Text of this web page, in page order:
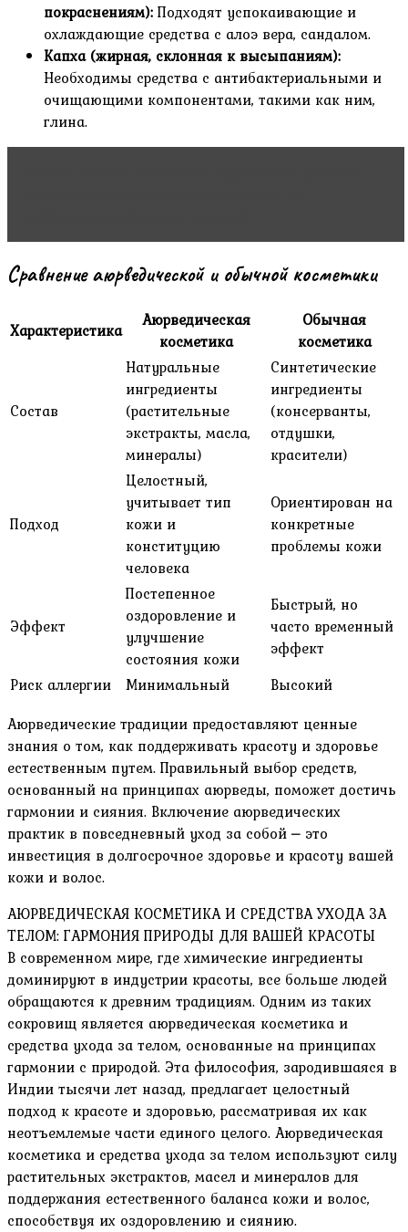
покраснениям): Подходят успокаивающие и
охлаждающие средства с алоэ вера, сандалом.
Капха (жирная, склонная к высыпаниям):
Необходимы средства с антибактериальными и
очищающими компонентами, такими как ним,
глина.
Сравнение аюрведической и обычной косметики
Характеристика
Аюрведическая
косметика
Обычная
косметика
Состав
Натуральные
ингредиенты
(растительные
экстракты, масла,
минералы)
Синтетические
ингредиенты
(консерванты,
отдушки,
красители)
Подход
Целостный,
учитывает тип
кожи и
конституцию
человека
Ориентирован на
конкретные
проблемы кожи
Эффект
Постепенное
оздоровление и
улучшение
состояния кожи
Быстрый, но
часто временный
эффект
Риск аллергии
Минимальный
Высокий
Аюрведические традиции предоставляют ценные
знания о том, как поддерживать красоту и здоровье
естественным путем. Правильный выбор средств,
основанный на принципах аюрведы, поможет достичь
гармонии и сияния. Включение аюрведических
практик в повседневный уход за собой ⎼ это
инвестиция в долгосрочное здоровье и красоту вашей
кожи и волос.
АЮРВЕДИЧЕСКАЯ КОСМЕТИКА И СРЕДСТВА УХОДА ЗА
ТЕЛОМ: ГАРМОНИЯ ПРИРОДЫ ДЛЯ ВАШЕЙ КРАСОТЫ
В современном мире, где химические ингредиенты
доминируют в индустрии красоты, все больше людей
обращаются к древним традициям. Одним из таких
сокровищ является аюрведическая косметика и
средства ухода за телом, основанные на принципах
гармонии с природой. Эта философия, зародившаяся в
Индии тысячи лет назад, предлагает целостный
подход к красоте и здоровью, рассматривая их как
неотъемлемые части единого целого. Аюрведическая
косметика и средства ухода за телом используют силу
растительных экстрактов, масел и минералов для
поддержания естественного баланса кожи и волос,
способствуя их оздоровлению и сиянию.